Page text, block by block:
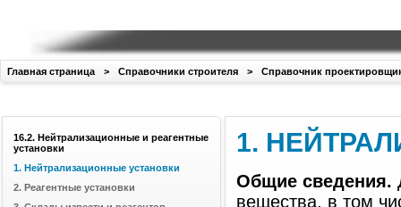
Главная страница > Справочники строителя > Справочник
1.
Общие сведения.
вещества, в том
16.2. Нейтрализационные и реагентные
установки
1. Нейтрализационные установки
2. Реагентные установки